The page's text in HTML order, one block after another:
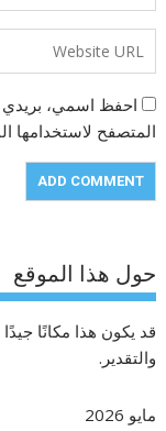
احفظ اسمي، بريدي
المتصفح لاستخدامها
حول هذا الموقع
قد يكون هذا مكانًا
والتقدير.
مايو 2026